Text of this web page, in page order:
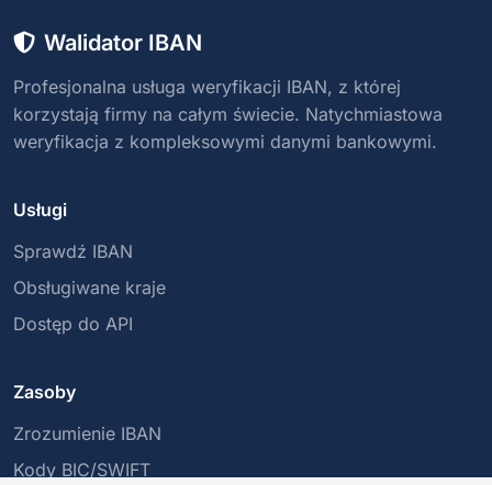
Walidator IBAN
Profesjonalna usługa weryfikacji IBAN, z której
korzystają firmy na całym świecie. Natychmiastowa
weryfikacja z kompleksowymi danymi bankowymi.
Usługi
Sprawdź IBAN
Obsługiwane kraje
Dostęp do API
Zasoby
Zrozumienie IBAN
Kody BIC/SWIFT